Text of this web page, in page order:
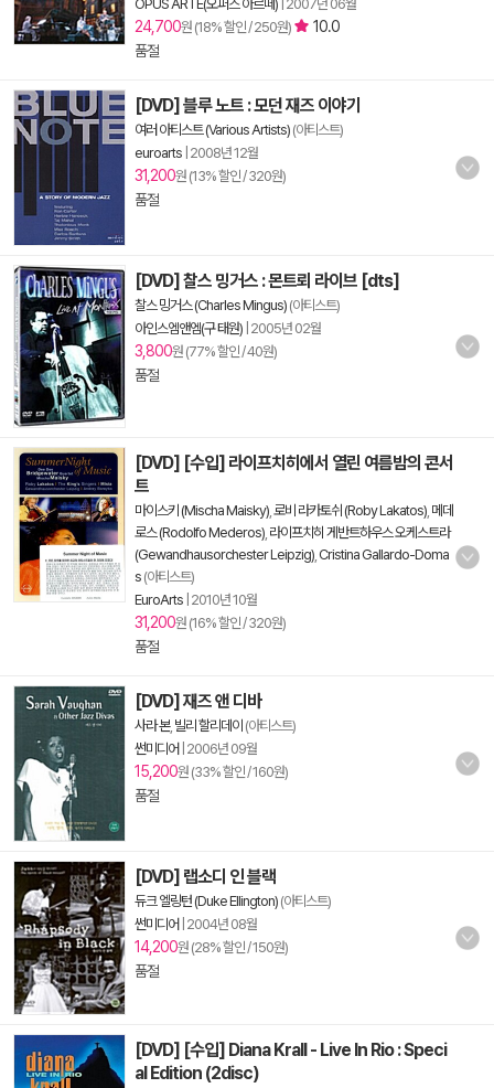
OPUS ARTE(오퍼스 아르떼) 2007년 06월
24,700원 (18% 할인 / 250원)
10.0
품절
[DVD] 블루 노트 : 모던 재즈 이야기
여러 아티스트 (Various Artists) (아티스트)
euroarts 2008년 12월
31,200원 (13% 할인 / 320원)
품절
[DVD] 찰스 밍거스 : 몬트뢰 라이브 [dts]
찰스 밍거스 (Charles Mingus) (아티스트)
아인스엠앤엠(구 태원) 2005년 02월
3,800원 (77% 할인 / 40원)
품절
[DVD] [수입] 라이프치히에서 열린 여름밤의 콘서
트
마이스키 (Mischa Maisky) 로비 라카토쉬 (Roby Lakatos) 메데
로스 (Rodolfo Mederos) 라이프치히 게반트하우스 오케스트라
(Gewandhausorchester Leipzig) Cristina Gallardo-Doma
s (아티스트)
EuroArts 2010년 10월
31,200원 (16% 할인 / 320원)
품절
[DVD] 재즈 앤 디바
사라 본, 빌리 할리데이 (아티스트)
썬미디어 2006년 09월
15,200원 (33% 할인 / 160원)
품절
[DVD] 랩소디 인 블랙
듀크 엘링턴 (Duke Ellington) (아티스트)
썬미디어 2004년 08월
14,200원 (28% 할인 / 150원)
품절
[DVD] [수입] Diana Krall - Live In Rio : Speci
al Edition (2disc)